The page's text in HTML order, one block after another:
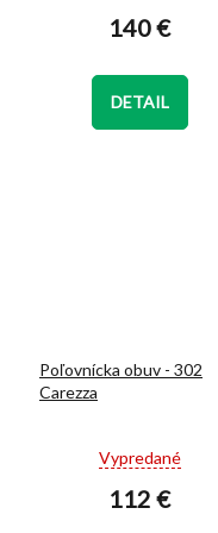
produktu
z
5
140 €
DETAIL
Poľovnícka obuv - 302
Carezza
Priemerné
hodnotenie
produktu
Vypredané
112 €